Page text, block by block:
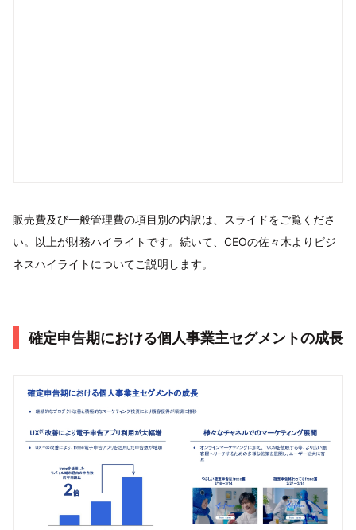
販売費及び一般管理費の項目別の内訳は、スライドをご覧くださ
い。以上が財務ハイライトです。続いて、CEOの佐々木よりビジ
ネスハイライトについてご説明します。
確定申告期における個人事業主セグメントの成長